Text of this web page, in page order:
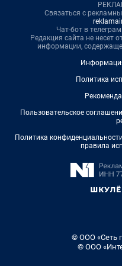
Связаться с
Чат-бот в телеграм:
Редакция сайта не несет
информации,
Политика
Пользовательское
Политика
правила
© ООО «Сеть
© ООО